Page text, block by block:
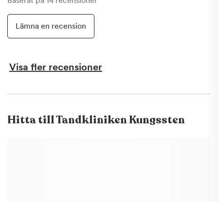
Lämna en recension
Visa fler recensioner
Hitta tillTandkliniken Kungssten